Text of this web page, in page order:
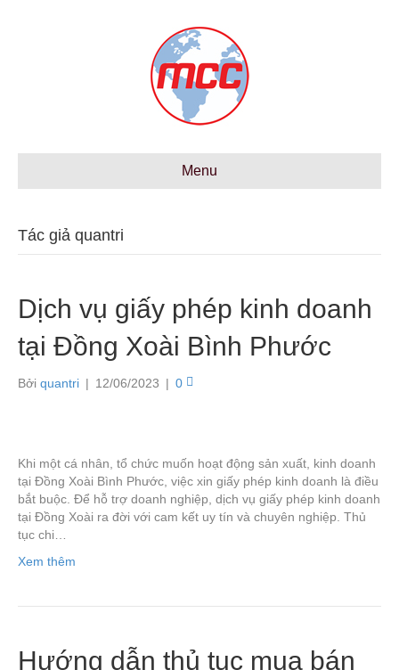
Menu
Tác giả quantri
Dịch vụ giấy phép kinh doanh
tại Đồng Xoài Bình Phước
Bởi quantri | 12/06/2023 | 0
Khi một cá nhân, tổ chức muốn hoạt động sản xuất, kinh doanh
tại Đồng Xoài Bình Phước, việc xin giấy phép kinh doanh là điều
bắt buộc. Để hỗ trợ doanh nghiệp, dịch vụ giấy phép kinh doanh
tại Đồng Xoài ra đời với cam kết uy tín và chuyên nghiệp. Thủ
tục chi…
Xem thêm
Hướng dẫn thủ tục mua bán